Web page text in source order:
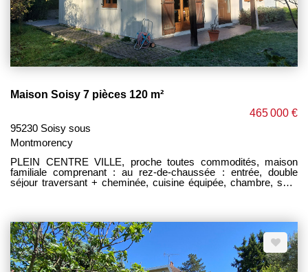
Maison Soisy 7 pièces 120 m²
465 000 €
95230 Soisy sous
Montmorency
PLEIN CENTRE VILLE, proche toutes commodités, maison
familiale comprenant : au rez-de-chaussée : entrée, double
séjour traversant + cheminée, cuisine équipée, chambre, salle
motorisé, double vitrages, isolation, électricité aux normes. A 5
min à pieds des écoles, collège, commerces, bus, complexe
sportif. 15 min à pieds gare du champ de courses. -----------------
------ HONORAIRES CHARGE VENDEUR --------------------------
-----